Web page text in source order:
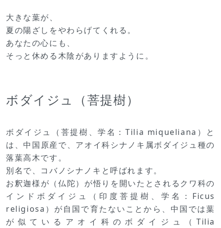
大きな葉が、
夏の陽ざしをやわらげてくれる。
あなたの心にも、
そっと休める木陰がありますように。
ボダイジュ（菩提樹）
ボダイジュ（菩提樹、学名：Tilia miqueliana）と
は、中国原産で、アオイ科シナノキ属ボダイジュ種の
落葉高木です。
別名で、コバノシナノキと呼ばれます。
お釈迦様が（仏陀）が悟りを開いたとされるクワ科の
インドボダイジュ（印度菩提樹、学名：Ficus
religiosa） が自国で育たないことから、中国では葉
が似ているアオイ科のボダイジュ（Tilia